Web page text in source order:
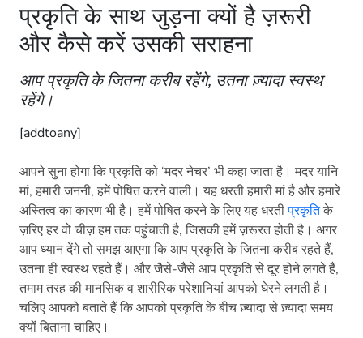
प्रकृति के साथ जुड़ना क्यों है ज़रूरी
और कैसे करें उसकी सराहना
आप प्रकृति के जितना करीब रहेंगे, उतना ज़्यादा स्वस्थ
रहेंगे।
[addtoany]
आपने सुना होगा कि प्रकृति को ‘मदर नेचर’ भी कहा जाता है। मदर यानि
मां, हमारी जननी, हमें पोषित करने वाली। यह धरती हमारी मां है और हमारे
अस्तित्व का कारण भी है। हमें पोषित करने के लिए यह धरतीप्रकृतिके
ज़रिए हर वो चीज़ हम तक पहुंचाती है, जिसकी हमें ज़रूरत होती है। अगर
आप ध्यान देंगे तो समझ आएगा कि आप प्रकृति के जितना करीब रहते हैं,
उतना ही स्वस्थ रहते हैं। और जैसे-जैसे आप प्रकृति से दूर होने लगते हैं,
तमाम तरह की मानसिक व शारीरिक परेशानियां आपको घेरने लगती है।
चलिए आपको बताते हैं कि आपको प्रकृति के बीच ज़्यादा से ज़्यादा समय
क्यों बिताना चाहिए।